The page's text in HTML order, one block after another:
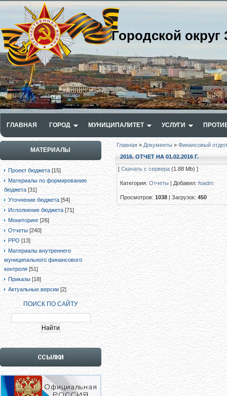
Городской
ГЛАВНАЯ ГОРОД МУНИЦИПАЛИТЕТ УСЛУГИ
МАТЕРИАЛЫ
Проект бюджета [15]
Материалы по формированию
бюджета [31]
Уточнение бюджета [54]
Исполнение бюджета [71]
Мониторинг [26]
Отчеты [240]
РРО [13]
Материалы внутреннего
муниципального финансового
контроля [51]
Приказы [18]
Актуальные версии [2]
ПОИСК ПО САЙТУ
Главная» Документы »Финансовый отдел
2016. ОТЧЕТ НА 01.02.2016 Г.
[Скачать с сервера (1.88 Mb) ]
Категория:Отчеты| Добавил:foadm
Просмотров:1038|Загрузок: 450